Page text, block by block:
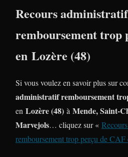
Recours administratif
remboursement trop
en Lozère (48)
Si vous voulez en savoir plus sur
administratif remboursement
en Lozère (48) à Mende, Saint-
Marvejols… cliquez sur «
remboursement trop perçu de